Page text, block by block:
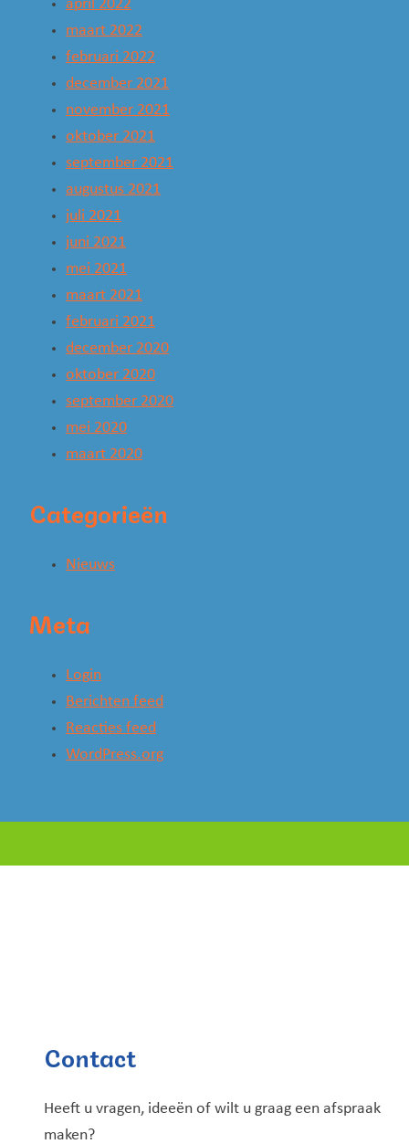
april 2022
maart 2022
februari 2022
december 2021
november 2021
oktober 2021
september 2021
augustus 2021
juli 2021
juni 2021
mei 2021
maart 2021
februari 2021
december 2020
oktober 2020
september 2020
mei 2020
maart 2020
Categorieën
Nieuws
Meta
Login
Berichten feed
Reacties feed
WordPress.org
Contact
Heeft u vragen, ideeën of wilt u graag een afspraak
maken?